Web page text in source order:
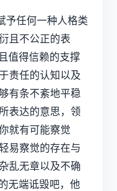
予任何一种人格类
且不公正的表
值得信赖的支撑
责任的认知以及
有条不紊地平稳
表达的意思，领
就有可能察觉
易察觉的存在与
乱无章以及不确
无端诋毁吧，他